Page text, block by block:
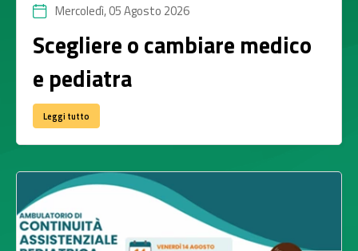
Mercoledì, 05 Agosto 2026
Scegliere o cambiare medico
e pediatra
Leggi tutto